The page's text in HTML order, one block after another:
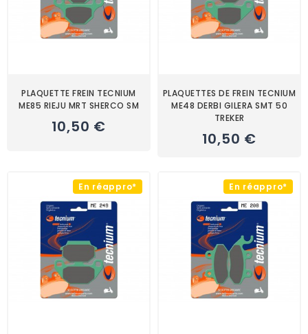
PLAQUETTE FREIN TECNIUM
ME85 RIEJU MRT SHERCO SM
10,50 €
PLAQUETTES DE FREIN TECNIUM
ME48 DERBI GILERA SMT 50
TREKER
10,50 €
En réappro* En réappro*